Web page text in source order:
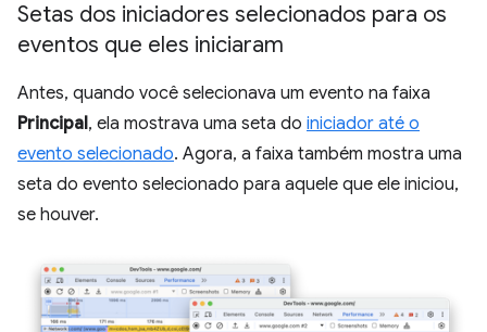
Setas dos iniciadores selecionados para os
eventos que eles iniciaram
Antes, quando você selecionava um evento na faixa
Principal, ela mostrava uma seta do iniciador até o
evento selecionado. Agora, a faixa também mostra uma
seta do evento selecionado para aquele que ele iniciou,
se houver.